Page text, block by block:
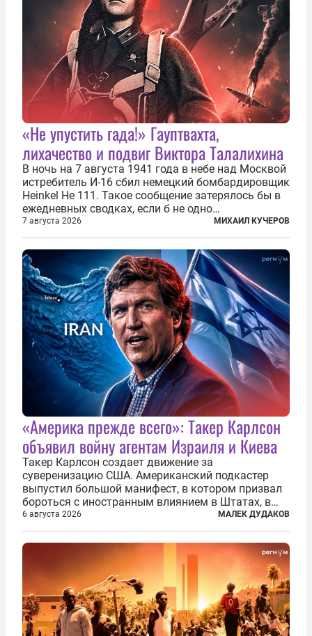
«Не упустить гада!» Гауптвахта,
лихачество и подвиг Виктора Талалихина
В ночь на 7 августа 1941 года в небе над Москвой
истребитель И-16 сбил немецкий бомбардировщик
Heinkel He 111. Такое сообщение затерялось бы в
ежедневных сводках, если б не одно
обстоятельство. Это был один из первых в
истории отечественной авиации ночных таранов.
У пилота — младшего лейтенанта...
7 августа 2026 МИХАИЛ КУЧЕРОВ
«Америка прежде всего»: Такер Карлсон
объявил войну агентам Израиля и Киева
Такер Карлсон создает движение за
суверенизацию США. Американский подкастер
выпустил большой манифест, в котором призвал
бороться с иностранным влиянием в Штатах, в
первую очередь имея в виду Израиль. А также
прекратить заморские войны, выплатить
репарации Ирану, остановить прием мигрантов...
6 августа 2026 МАЛЕК ДУДАКОВ